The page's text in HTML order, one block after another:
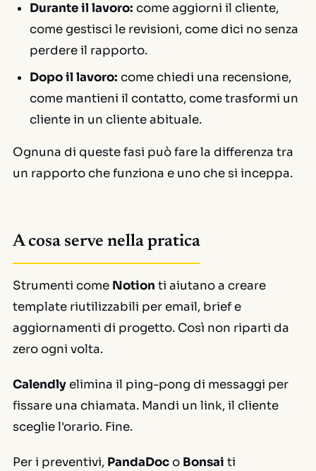
Durante il lavoro: come aggiorni il cliente,
come gestisci le revisioni, come dici no senza
perdere il rapporto.
Dopo il lavoro: come chiedi una recensione,
come mantieni il contatto, come trasformi un
cliente in un cliente abituale.
Ognuna di queste fasi può fare la differenza tra
un rapporto che funziona e uno che si inceppa.
A cosa serve nella pratica
Strumenti come Notion ti aiutano a creare
template riutilizzabili per email, brief e
aggiornamenti di progetto. Così non riparti da
zero ogni volta.
Calendlyelimina il ping-pong di messaggi per
fissare una chiamata. Mandi un link, il cliente
sceglie l'orario. Fine.
Per i preventivi, PandaDoco Bonsai ti